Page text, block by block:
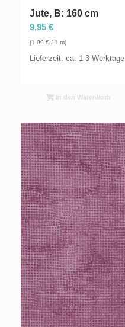
Jute, B: 160 cm
9,95 €
(1,99 €/ 1 m)
Lieferzeit: ca. 1-3 Werktage
In den Warenkorb